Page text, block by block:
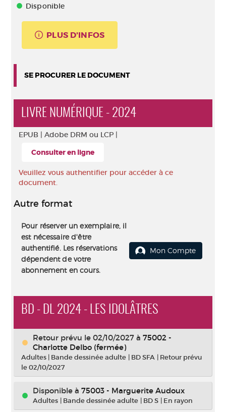
Disponible
PLUS D'INFOS
SE PROCURER LE DOCUMENT
LIVRE NUMÉRIQUE - 2024
EPUB | Adobe DRM ou LCP |
Consulter en ligne
Veuillez vous authentifier pour accéder à ce
document.
Autre format
Pour réserver un exemplaire, il
est nécessaire d'être
authentifié. Les réservations
dépendent de votre
abonnement en cours.
Mon Compte
BD - DL 2024 - LES IDOLÂTRES
Retour prévu le 02/10/2027 à 75002 -
Charlotte Delbo (fermée)
Adultes | Bande dessinée adulte | BD SFA | Retour prévu
le 02/10/2027
Disponible à 75003 - Marguerite Audoux
Adultes | Bande dessinée adulte | BD S | En rayon